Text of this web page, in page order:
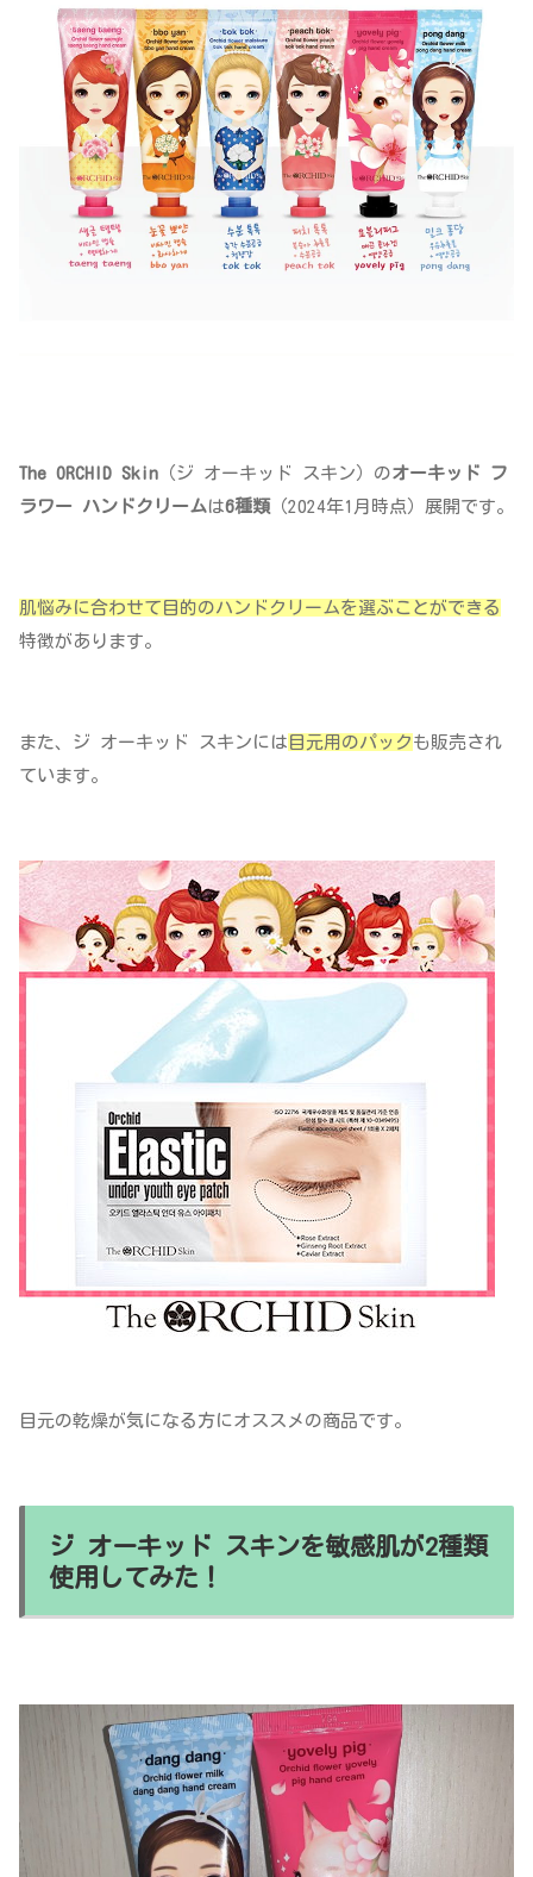
The ORCHID Skin （ジ オーキッド スキン）のオーキッド フ
ラワー ハンドクリーム は6種類 （2024年1月時点）展開です。
肌悩みに合わせて目的のハンドクリームを選ぶことができる
特徴があります。
また、ジ オーキッド スキンには 目元用のパック も販売され
ています。
目元の乾燥が気になる方にオススメの商品です。
ジ オーキッド スキンを敏感肌が2種類
使用してみた！